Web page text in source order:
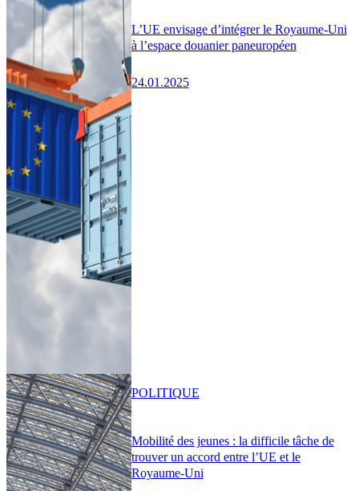
L’UE envisage d’intégrer le Royaume-Uni
à l’espace douanier paneuropéen
24.01.2025
Mobilité des jeunes : la difficile tâche de
trouver un accord entre l’UE et le
Royaume-Uni
POLITIQUE